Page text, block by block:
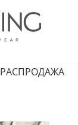
РАСПРОДАЖА